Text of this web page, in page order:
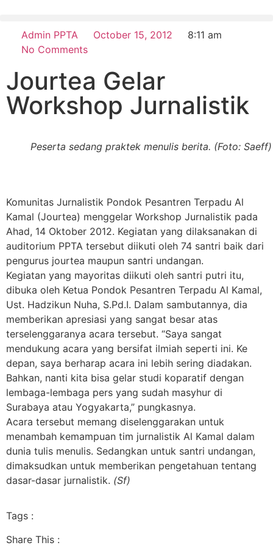
Admin PPTA October 15, 2012
8:11 am
No Comments
Jourtea Gelar
Workshop Jurnalistik
Peserta sedang praktek menulis berita. (Foto: Saeff)
Komunitas Jurnalistik Pondok Pesantren Terpadu Al
Kamal (Jourtea) menggelar Workshop Jurnalistik pada
Ahad, 14 Oktober 2012. Kegiatan yang dilaksanakan di
auditorium PPTA tersebut diikuti oleh 74 santri baik dari
pengurus jourtea maupun santri undangan.
Kegiatan yang mayoritas diikuti oleh santri putri itu,
dibuka oleh Ketua Pondok Pesantren Terpadu Al Kamal,
Ust. Hadzikun Nuha, S.Pd.I. Dalam sambutannya, dia
memberikan apresiasi yang sangat besar atas
terselenggaranya acara tersebut. “Saya sangat
mendukung acara yang bersifat ilmiah seperti ini. Ke
depan, saya berharap acara ini lebih sering diadakan.
Bahkan, nanti kita bisa gelar studi koparatif dengan
lembaga-lembaga pers yang sudah masyhur di
Surabaya atau Yogyakarta,” pungkasnya.
Acara tersebut memang diselenggarakan untuk
menambah kemampuan tim jurnalistik Al Kamal dalam
dunia tulis menulis. Sedangkan untuk santri undangan,
dimaksudkan untuk memberikan pengetahuan tentang
dasar-dasar jurnalistik. (Sf)
Tags :
Share This :